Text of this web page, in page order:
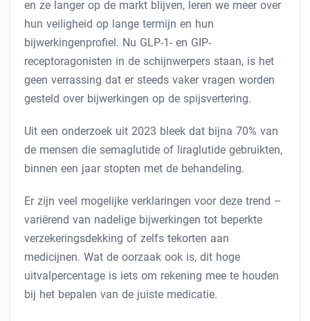
en ze langer op de markt blijven, leren we meer over
hun veiligheid op lange termijn en hun
bijwerkingenprofiel. Nu GLP-1- en GIP-
receptoragonisten in de schijnwerpers staan, is het
geen verrassing dat er steeds vaker vragen worden
gesteld over bijwerkingen op de spijsvertering.
Uit een onderzoek uit 2023 bleek dat bijna 70% van
de mensen die semaglutide of liraglutide gebruikten,
binnen een jaar stopten met de behandeling.
Er zijn veel mogelijke verklaringen voor deze trend –
variërend van nadelige bijwerkingen tot beperkte
verzekeringsdekking of zelfs tekorten aan
medicijnen. Wat de oorzaak ook is, dit hoge
uitvalpercentage is iets om rekening mee te houden
bij het bepalen van de juiste medicatie.